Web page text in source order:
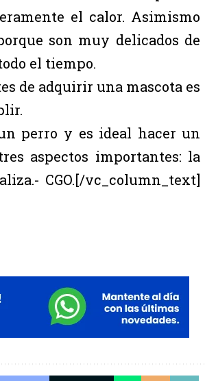
el calor. Asimismo
son muy delicados de
el tiempo.
de adquirir una mascota es
perro y es ideal hacer un
aspectos importantes: la
CGO.[/vc_column_text]